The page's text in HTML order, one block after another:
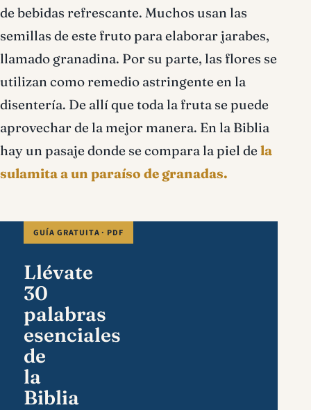
de bebidas refrescante. Muchos usan las
semillas de este fruto para elaborar jarabes,
llamado granadina. Por su parte, las flores se
utilizan como remedio astringente en la
disentería. De allí que toda la fruta se puede
aprovechar de la mejor manera. En la Biblia
hay un pasaje donde se compara la piel de la
sulamita a un paraíso de granadas.
GUÍA GRATUITA · PDF
Llévate
30
palabras
esenciales
de
la
Biblia